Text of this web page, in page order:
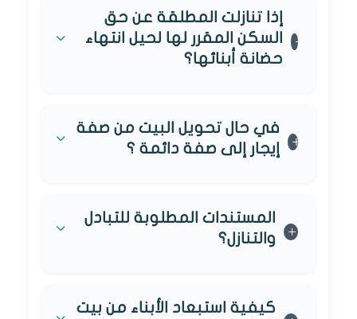
إذا تنازلت المطلقة عن حق
السكن المقرر لها لحيل انتهاء
حضانة أبنائها؟
في حال تحويل البيت من صفة
إيجار إلى صفة دائمة ؟
المستندات المطلوبة للتبادل
والتنازل؟
كيفية استبعاد الأبناء من بيت